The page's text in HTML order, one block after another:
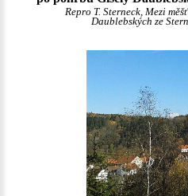
Repro T. Sterneck, Mezi
Daublebských ze